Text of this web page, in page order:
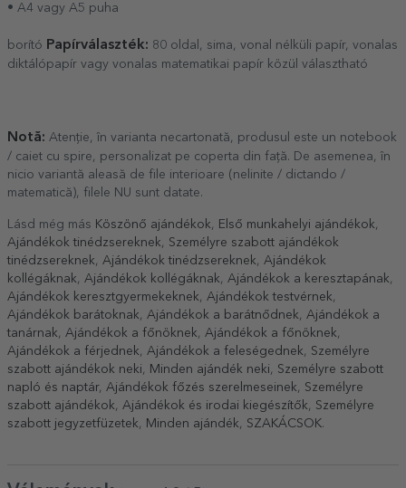
• A4 vagy A5 puha
borító Papírválaszték: 80 oldal, sima, vonal nélküli papír, vonalas
diktálópapír vagy vonalas matematikai papír közül választható
Notă: Atenție, în varianta necartonată, produsul este un notebook
/ caiet cu spire, personalizat pe coperta din față. De asemenea, în
nicio variantă aleasă de file interioare (nelinite / dictando /
matematică), filele NU sunt datate.
Lásd még más Köszönő ajándékok Első munkahelyi ajándékok
Ajándékok tinédzsereknek
Személyre szabott ajándékok
tinédzsereknek
Ajándékok tinédzsereknek
Ajándékok
kollégáknak
Ajándékok kollégáknak Ajándékok a keresztapának
Ajándékok keresztgyermekeknek
Ajándékok testvérnek
Ajándékok barátoknak
Ajándékok a barátnődnek
Ajándékok a
tanárnak
Ajándékok a főnöknek Ajándékok a főnöknek
Ajándékok a férjednek
Ajándékok a feleségednek
Személyre
szabott ajándékok neki
Minden ajándék neki
Személyre szabott
napló és naptár, Ajándékok főzés szerelmeseinek
Személyre
szabott ajándékok
Ajándékok és irodai kiegészítők
Személyre
szabott jegyzetfüzetek
Minden ajándék SZAKÁCSOK.